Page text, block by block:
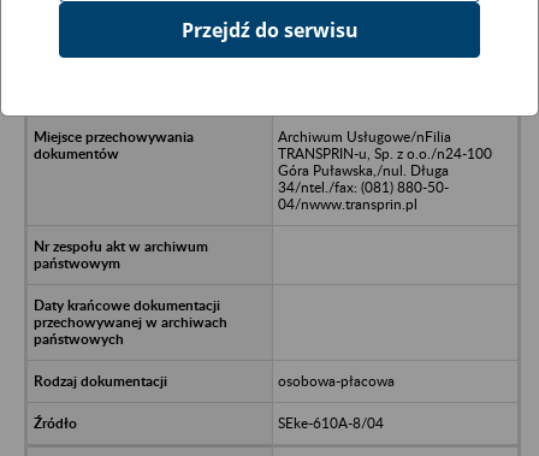
Medycyna - Praca Sp. z o.o. w
Archiwum Usługowe/nFilia
TRANSPRIN-u, Sp. z o.o./n24-100
Góra Puławska,/nul. Długa
34/ntel./fax: (081) 880-50-
04/nwww.transprin.pl
osobowa-płacowa
SEke-610A-8/04
Przejdź do serwisu